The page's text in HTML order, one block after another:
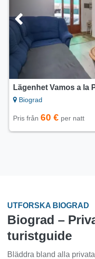
Lägenhet Vamos a la
Biograd
Pris från 60 € per natt
UTFORSKA BIOGRAD
Biograd –
turistguide
Bläddra bland alla